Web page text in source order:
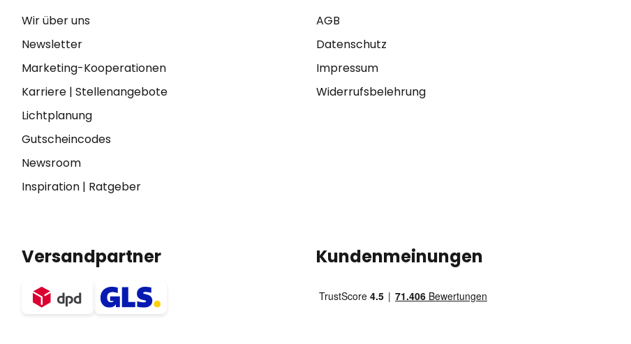
Wir über uns
Newsletter
Marketing-Kooperationen
Karriere| Stellenangebote
Lichtplanung
Gutscheincodes
Newsroom
Inspiration| Ratgeber
AGB
Datenschutz
Impressum
Widerrufsbelehrung
Versandpartner Kundenmeinungen